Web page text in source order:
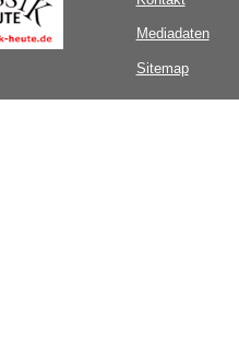
Mediadaten
Sitemap